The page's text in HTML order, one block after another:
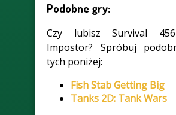
Podobne gry:
Czy lubisz Survival
Impostor? Spróbuj
tych poniżej:
Fish Stab Getting Big
Tanks 2D: Tank Wars